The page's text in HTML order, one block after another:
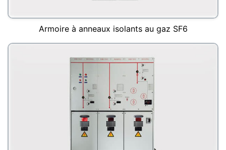
Armoire à anneaux isolants au gaz SF6